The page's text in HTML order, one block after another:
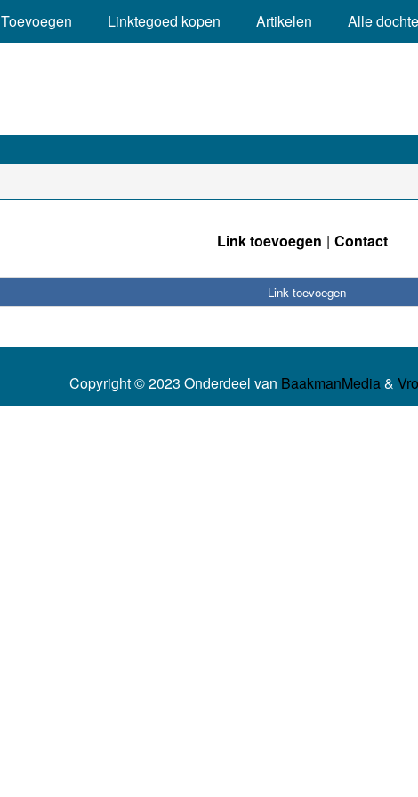
Toevoegen Linktegoed kopen Artikelen Alle
Link toevoegen Contact
Link toevoegen
Copyright © 2023 Onderdeel van BaakmanMedia&